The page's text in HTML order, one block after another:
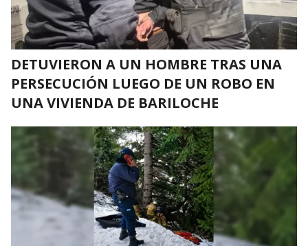
DETUVIERON A UN HOMBRE TRAS UNA
PERSECUCIÓN LUEGO DE UN ROBO EN
UNA VIVIENDA DE BARILOCHE